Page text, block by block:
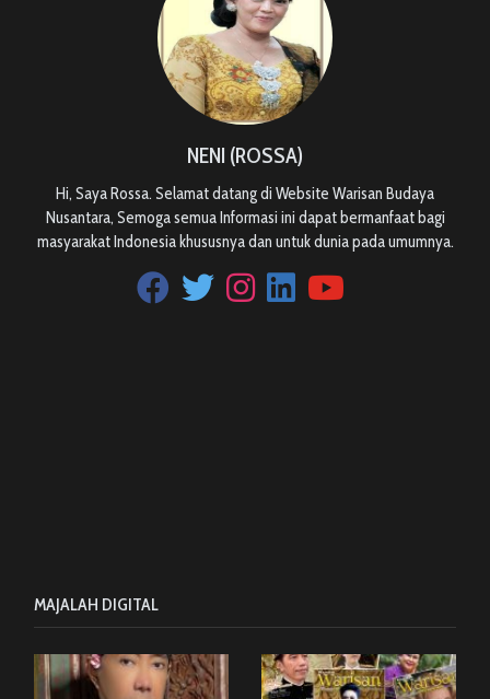
NENI (ROSSA)
Hi, Saya Rossa. Selamat datang di Website Warisan Budaya
Nusantara, Semoga semua Informasi ini dapat bermanfaat bagi
masyarakat Indonesia khususnya dan untuk dunia pada umumnya.
MAJALAH DIGITAL